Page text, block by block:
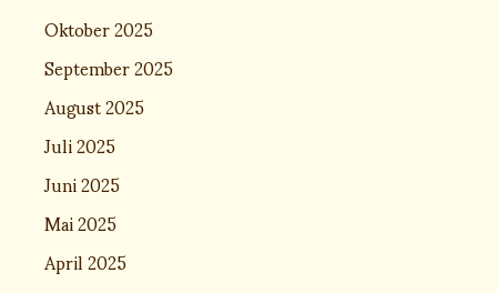
Oktober 2025
September 2025
August 2025
Juli 2025
Juni 2025
Mai 2025
April 2025